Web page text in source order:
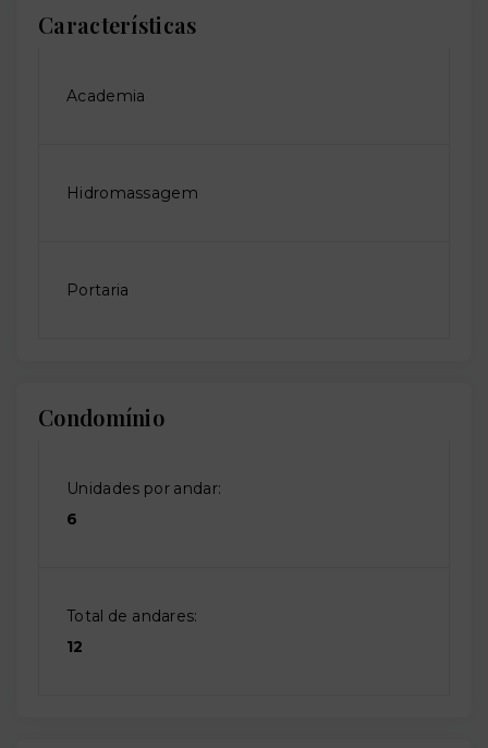
Características
Academia
Hidromassagem
Portaria
Condomínio
Unidades por andar:
6
Total de andares:
12